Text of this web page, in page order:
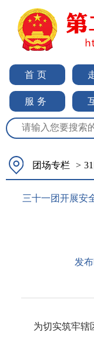
首页
服务
团场专栏 >
三十一团开展安
发布
为切实筑牢辖